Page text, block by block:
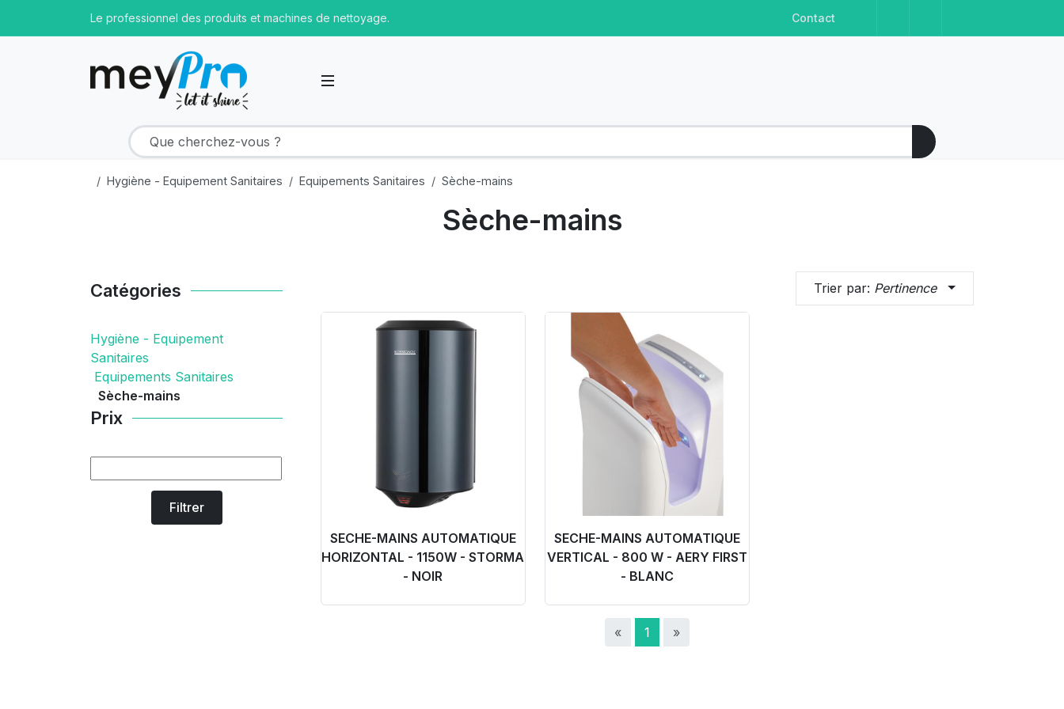
Le professionnel des produits et machines de nettoyage. Contact
Hygiène - Equipement Sanitaires Equipements Sanitaires Sèche-mains
Sèche-mains
Trier par: Pertinence
SECHE-MAINS AUTOMATIQUE
HORIZONTAL - 1150W - STORMA
- NOIR
Product Link
SECHE-MAINS AUTOMATIQUE
VERTICAL - 800 W - AERY FIRST
- BLANC
« 1 »
Catégories
Hygiène - Equipement
Sanitaires
Equipements Sanitaires
Sèche-mains
Prix
Filtrer